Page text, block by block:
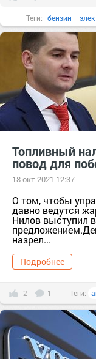
Теги: бензин
Топливный
повод для
18 окт 2021 12:37
О том, чтобы
давно ведутся
Нилов выступил
назрел...
Подробнее
-2 1 Теги: